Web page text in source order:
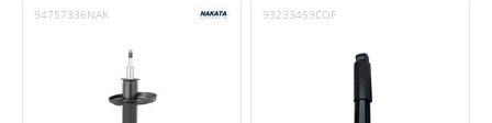
94757336NAK 93233459COF